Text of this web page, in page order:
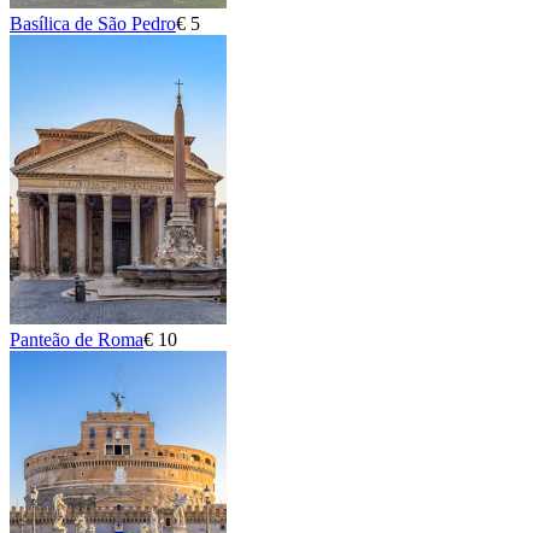
Basílica de São Pedro€ 5
Panteão de Roma€ 10